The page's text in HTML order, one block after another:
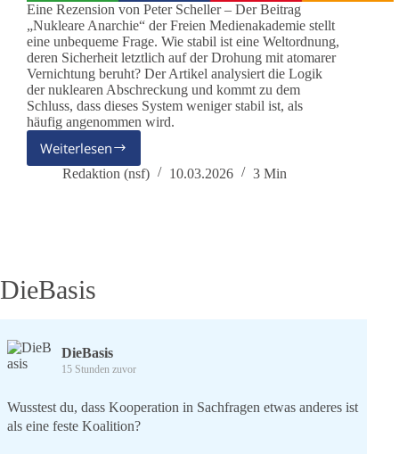
Eine Rezension von Peter Scheller – Der Beitrag
„Nukleare Anarchie“ der Freien Medienakademie stellt
eine unbequeme Frage. Wie stabil ist eine Weltordnung,
deren Sicherheit letztlich auf der Drohung mit atomarer
Vernichtung beruht? Der Artikel analysiert die Logik
der nuklearen Abschreckung und kommt zu dem
Schluss, dass dieses System weniger stabil ist, als
häufig angenommen wird.
Weiterlesen
Leben
wir
Redaktion (nsf) 10.03.2026 3 Min
DieBasis
DieBasis
15 Stunden zuvor
Wusstest du, dass Kooperation in Sachfragen etwas anderes ist
als eine feste Koalition?